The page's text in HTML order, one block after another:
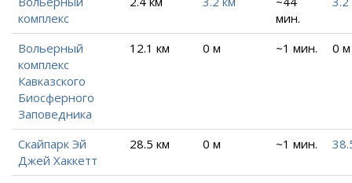
комплекс
мин.
Вольерный
комплекс
Кавказского
Биосферного
Заповедника
12.1 км 0 м ~1 мин. 0 м
Скайпарк Эй
Джей Хаккетт
28.5 км 0 м ~1 мин.